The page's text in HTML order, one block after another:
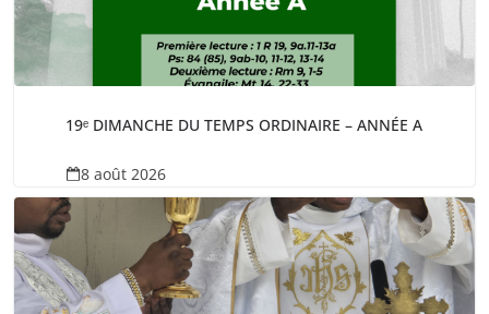
19ᵉ DIMANCHE DU TEMPS ORDINAIRE – ANNÉE A
8 août 2026